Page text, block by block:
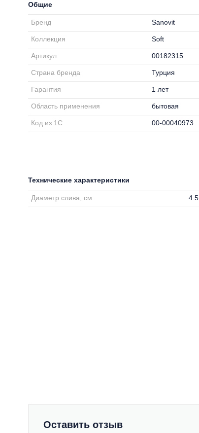
Общие
Бренд Sanovit
Коллекция Soft
Артикул 00182315
Страна бренда Турция
Гарантия 1 лет
Область применения бытовая
Код из 1С 00-00040973
Технические характеристики
Диаметр слива, см 4.5
Оставить отзыв